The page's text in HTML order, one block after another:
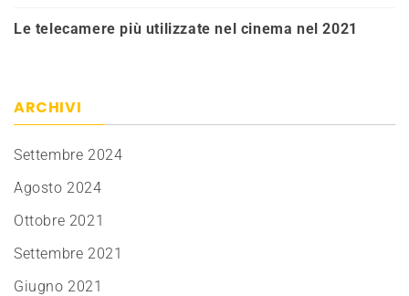
Le telecamere più utilizzate nel cinema nel 2021
ARCHIVI
Settembre 2024
Agosto 2024
Ottobre 2021
Settembre 2021
Giugno 2021